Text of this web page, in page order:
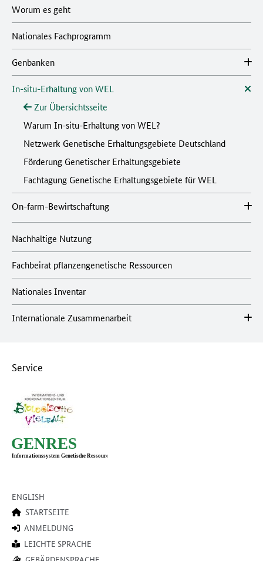
Worum es geht
Nationales Fachprogramm
Genbanken
In-situ-Erhaltung von WEL
Zur Übersichtsseite
Warum In-situ-Erhaltung von WEL?
Netzwerk Genetische Erhaltungsgebiete Deutschland
Förderung Genetischer Erhaltungsgebiete
Fachtagung Genetische Erhaltungsgebiete für WEL
On-farm-Bewirtschaftung
Nachhaltige Nutzung
Fachbeirat pflanzengenetische Ressourcen
Nationales Inventar
Internationale Zusammenarbeit
Service
ENGLISH
STARTSEITE
ANMELDUNG
LEICHTE SPRACHE